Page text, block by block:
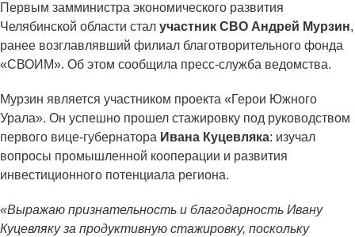
Первым замминистра экономического развития
Челябинской области стал участник СВО Андрей Мурзин,
ранее возглавлявший филиал благотворительного фонда
«СВОИМ». Об этом сообщила пресс-служба ведомства.
Мурзин является участником проекта «Герои Южного
Урала». Он успешно прошел стажировку под руководством
первого вице-губернатора Ивана Куцевляка: изучал
вопросы промышленной кооперации и развития
инвестиционного потенциала региона.
«Выражаю признательность и благодарность Ивану
Куцевляку за продуктивную стажировку, поскольку